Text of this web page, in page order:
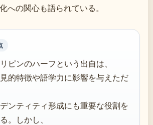
への関心も語られている。
ピンのハーフという出自は、
的特徴や語学力に影響を与えただ
ンティティ形成にも重要な役割を
。しかし、